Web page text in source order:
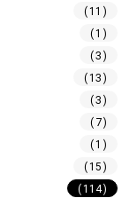
(11)
(1)
(3)
(13)
(3)
(7)
(1)
(15)
(114)